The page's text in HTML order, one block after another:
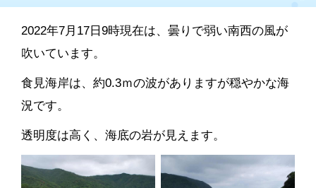
2022年7月17日9時現在は、曇りで弱い南西の風が
吹いています。
食見海岸は、約0.3ｍの波がありますが穏やかな海
況です。
透明度は高く、海底の岩が見えます。